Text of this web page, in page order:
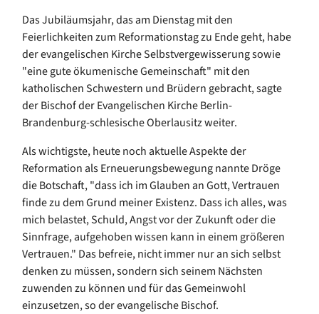
Das Jubiläumsjahr, das am Dienstag mit den
Feierlichkeiten zum Reformationstag zu Ende geht, habe
der evangelischen Kirche Selbstvergewisserung sowie
"eine gute ökumenische Gemeinschaft" mit den
katholischen Schwestern und Brüdern gebracht, sagte
der Bischof der Evangelischen Kirche Berlin-
Brandenburg-schlesische Oberlausitz weiter.
Als wichtigste, heute noch aktuelle Aspekte der
Reformation als Erneuerungsbewegung nannte Dröge
die Botschaft, "dass ich im Glauben an Gott, Vertrauen
finde zu dem Grund meiner Existenz. Dass ich alles, was
mich belastet, Schuld, Angst vor der Zukunft oder die
Sinnfrage, aufgehoben wissen kann in einem größeren
Vertrauen." Das befreie, nicht immer nur an sich selbst
denken zu müssen, sondern sich seinem Nächsten
zuwenden zu können und für das Gemeinwohl
einzusetzen, so der evangelische Bischof.